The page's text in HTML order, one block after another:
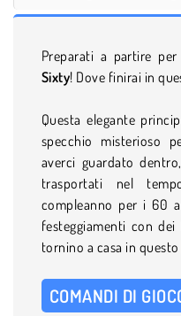
Preparati a partire
Sixty! Dove finirai in
Questa elegante
specchio misterioso
averci guardato
trasportati nel
compleanno per i 60
festeggiamenti con
tornino a casa in questo
COMANDI DI